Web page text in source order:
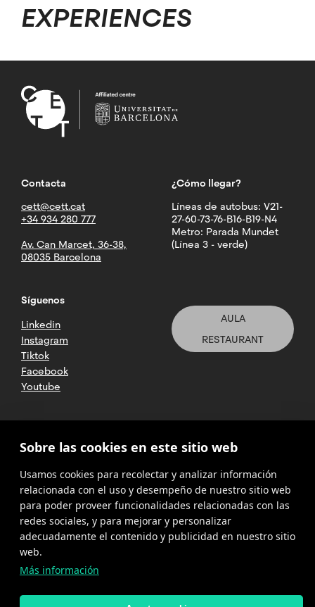
EXPERIENCES
Contacta
cett@cett.cat
+34 934 280 777
Av. Can Marcet, 36-38,
08035 Barcelona
¿Cómo llegar?
Líneas de autobus: V21-
27-60-73-76-B16-B19-N4
Metro: Parada Mundet
(Línea 3 - verde)
Síguenos
Linkedin
Instagram
Tiktok
Facebook
Youtube
AULA
RESTAURANT
2025 CETT. Todos los derechos
reservados
Aviso legal
Política de
privacidad
Cookies
Política del
Sobre las cookies en este sitio web
Usamos cookies para recolectar y analizar información
relacionada con el uso y desempeño de nuestro sitio web
para poder proveer funcionalidades relacionadas con las
redes sociales, y para mejorar y personalizar
adecuadamente el contenido y publicidad en nuestro sitio
web.
Más información